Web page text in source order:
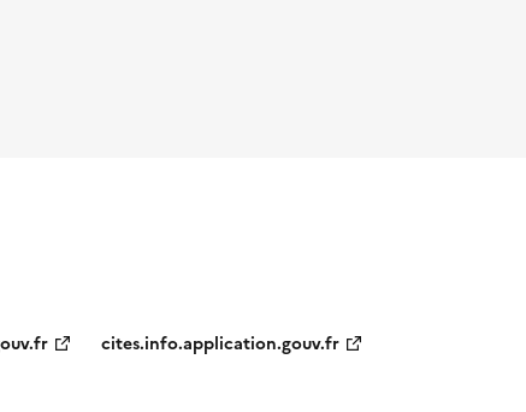
cites.info.application.gouv.fr